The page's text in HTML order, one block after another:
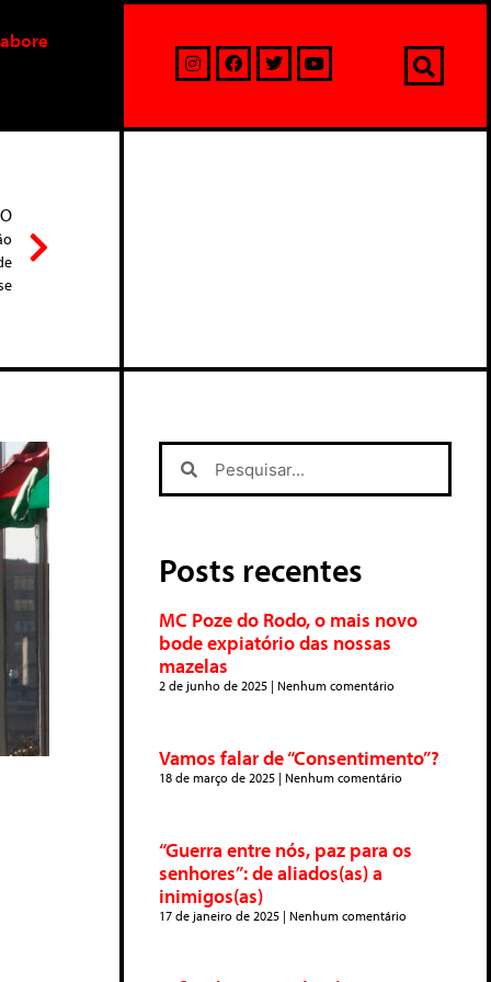
Posts recentes
MC Poze do Rodo, o mais novo
bode expiatório das nossas
mazelas
2 de junho de 2025 Nenhum comentário
Vamos falar de “Consentimento”?
18 de março de 2025 Nenhum comentário
“Guerra entre nós, paz para os
senhores”: de aliados(as) a
inimigos(as)
17 de janeiro de 2025 Nenhum comentário